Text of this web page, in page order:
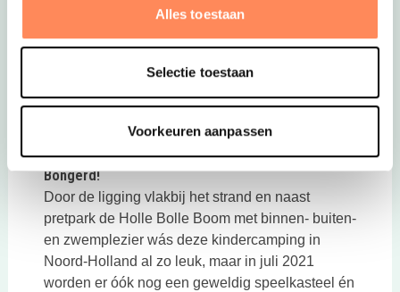
Alles toestaan
Selectie toestaan
Voorkeuren aanpassen
Deze link opent in een nieuwe tab
Je voelt je zelf ook weer kind bij Camping de
Bongerd!
Door de ligging vlakbij het strand en naast
pretpark de Holle Bolle Boom met binnen- buiten-
en zwemplezier wás deze kindercamping in
Noord-Holland al zo leuk, maar in juli 2021
worden er óók nog een geweldig speelkasteel én